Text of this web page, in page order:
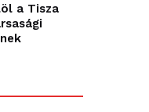
a Tisza